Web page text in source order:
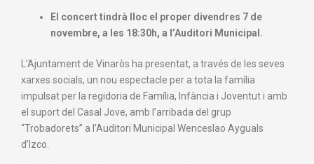
El concert tindrà lloc el proper divendres 7 de
novembre, a les 18:30h, a l’Auditori Municipal.
L’Ajuntament de Vinaròs ha presentat, a través de les seves
xarxes socials, un nou espectacle per a tota la família
impulsat per la regidoria de Família, Infància i Joventut i amb
el suport del Casal Jove, amb l’arribada del grup
“Trobadorets” a l’Auditori Municipal Wenceslao Ayguals
d’Izco.